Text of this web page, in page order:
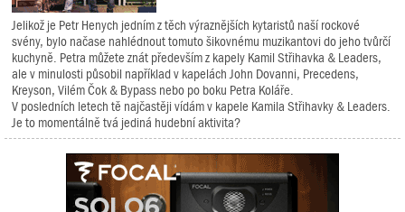
Jelikož je Petr Henych jedním z těch výraznějších kytaristů naší rockové
svény, bylo načase nahlédnout tomuto šikovnému muzikantovi do jeho tvůrčí
kuchyně. Petra můžete znát především z kapely Kamil Střihavka & Leaders,
ale v minulosti působil například v kapelách John Dovanni, Precedens,
Kreyson, Vilém Čok & Bypass nebo po boku Petra Koláře.
V posledních letech tě najčastěji vídám v kapele Kamila Střihavky & Leaders.
Je to momentálně tvá jediná hudební aktivita?